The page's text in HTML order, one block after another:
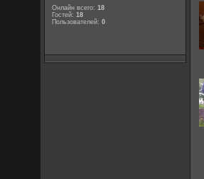
Онлайн всего:18
Гостей:18
Пользователей:0